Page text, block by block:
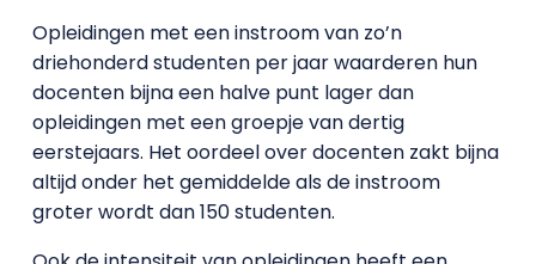
Opleidingen met een instroom van zo’n
driehonderd studenten per jaar waarderen hun
docenten bijna een halve punt lager dan
opleidingen met een groepje van dertig
eerstejaars. Het oordeel over docenten zakt bijna
altijd onder het gemiddelde als de instroom
groter wordt dan 150 studenten.